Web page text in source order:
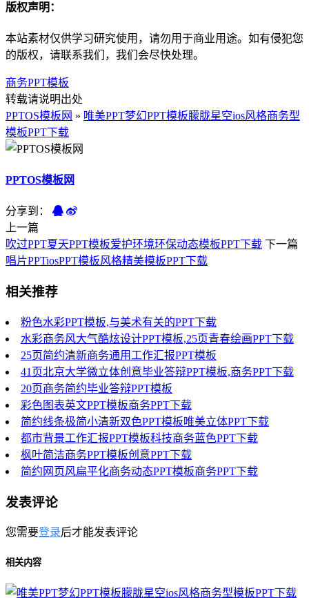
版权声明：
本站素材仅供学习研究使用，请勿用于商业用途。如有侵犯您
的版权，请联系我们，我们会尽快处理。
商务PPT模板
转载请说明出处
PPTOS模板网 » 唯美PPT梦幻PPT模板朦胧星空ios风格商务型
模板PPT下载
PPTOS模板网
分享到：
上一篇
吹过PPT夏天PPT模板爱护环境环保动态模板PPT下载
下一篇
唱片PPTiosPPT模板风格精美模板PPT下载
相关推荐
粉色水彩PPT模板,与美术有关的PPT下载
水彩商务风大气酷炫设计PPT模板,25页青春绘画PPT下载
25页简约清新商务通用工作汇报PPT模板
41页北京大学微立体创意毕业答辩PPT模板,商务PPT下载
20页商务简约毕业答辩PPT模板
彩色图表英文PPT模板商务PPT下载
简约线条极简小清新双色PPT模板唯美立体PPT下载
都市背景工作汇报PPT模板科技商务蓝色PPT下载
枫叶简洁商务PPT模板创意PPT下载
简约网页风扁平化商务动态PPT模板商务PPT下载
发表评论
您需要登录后才能发表评论
相关内容